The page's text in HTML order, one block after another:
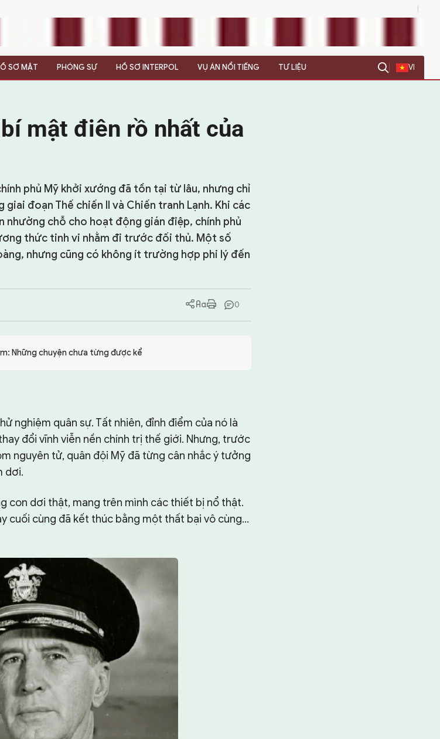
SƠ MẬT PHÓNG SỰ HỒ SƠ INTERPOL VỤ ÁN NỔI TIẾNG TƯ LIỆU VI
mật điên rồ nhất của
phủ Mỹ khởi xướng đã tồn tại từ lâu, nhưng chỉ
đoạn Thế chiến II và Chiến tranh Lạnh. Khi các
nhường chỗ cho hoạt động gián điệp, chính phủ
thức tinh vi nhằm đi trước đối thủ. Một số
nhưng cũng có không ít trường hợp phi lý đến
0
Những chuyện chưa từng được kể
nghiệm quân sự. Tất nhiên, đỉnh điểm của nó là
đổi vĩnh viễn nền chính trị thế giới. Nhưng, trước
nguyên tử, quân đội Mỹ đã từng cân nhắc ý tưởng
dơi.
con dơi thật, mang trên mình các thiết bị nổ thật.
cuối cùng đã kết thúc bằng một thất bại vô cùng...